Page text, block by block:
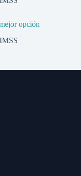
opción